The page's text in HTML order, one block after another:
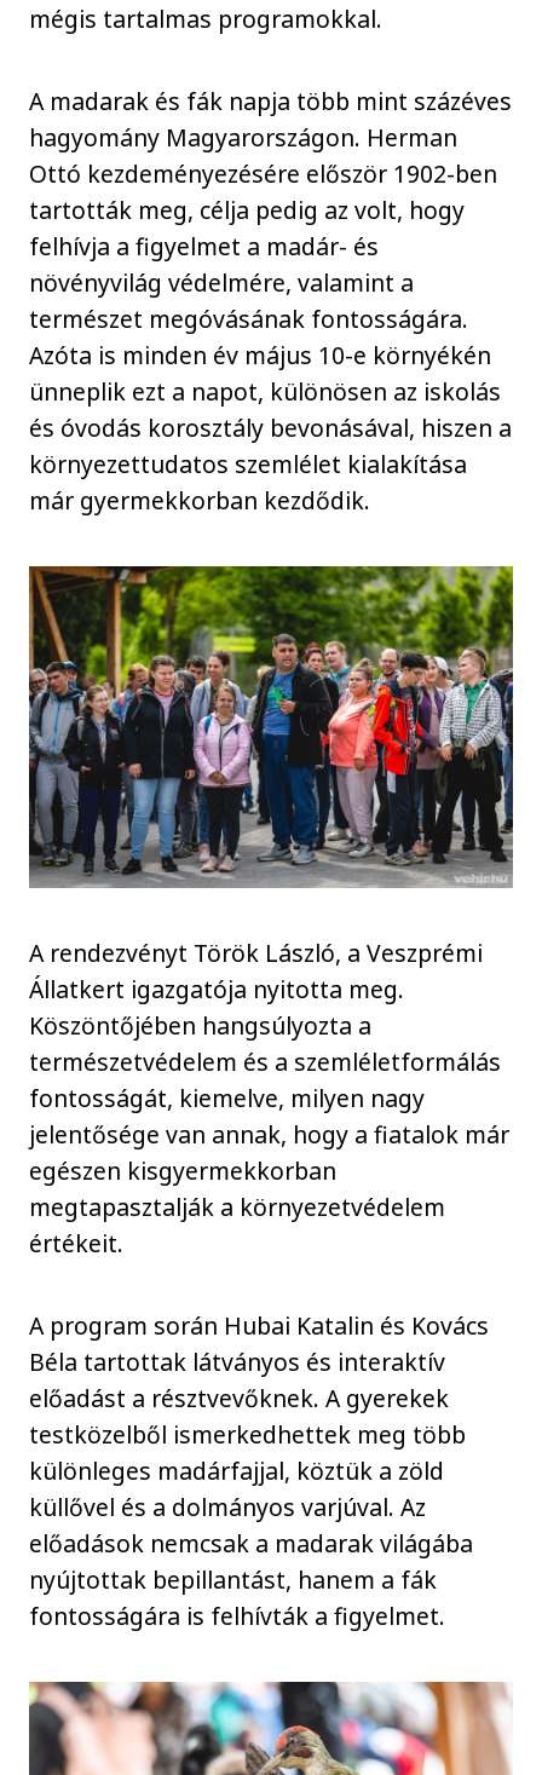
mégis tartalmas programokkal.
A madarak és fák napja több mint százéves
hagyomány Magyarországon. Herman
Ottó kezdeményezésére először 1902-ben
tartották meg, célja pedig az volt, hogy
felhívja a figyelmet a madár- és
növényvilág védelmére, valamint a
természet megóvásának fontosságára.
Azóta is minden év május 10-e környékén
ünneplik ezt a napot, különösen az iskolás
és óvodás korosztály bevonásával, hiszen a
környezettudatos szemlélet kialakítása
már gyermekkorban kezdődik.
A rendezvényt Török László, a Veszprémi
Állatkert igazgatója nyitotta meg.
Köszöntőjében hangsúlyozta a
természetvédelem és a szemléletformálás
fontosságát, kiemelve, milyen nagy
jelentősége van annak, hogy a fiatalok már
egészen kisgyermekkorban
megtapasztalják a környezetvédelem
értékeit.
A program során Hubai Katalin és Kovács
Béla tartottak látványos és interaktív
előadást a résztvevőknek. A gyerekek
testközelből ismerkedhettek meg több
különleges madárfajjal, köztük a zöld
küllővel és a dolmányos varjúval. Az
előadások nemcsak a madarak világába
nyújtottak bepillantást, hanem a fák
fontosságára is felhívták a figyelmet.